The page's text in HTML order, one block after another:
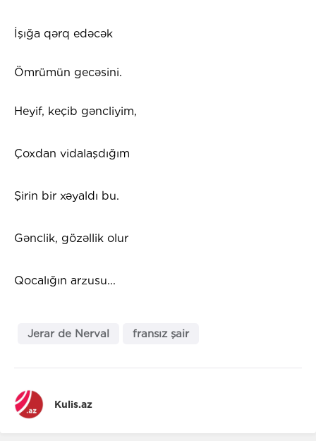
İşığa qərq edəcək
Ömrümün gecəsini.
Heyif, keçib gəncliyim,
Çoxdan vidalaşdığım
Şirin bir xəyaldı bu.
Gənclik, gözəllik olur
Qocalığın arzusu...
Jerar de Nerval fransız şair
Kulis.az